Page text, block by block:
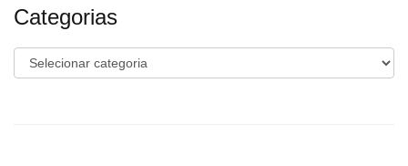
Categorias
Categorias